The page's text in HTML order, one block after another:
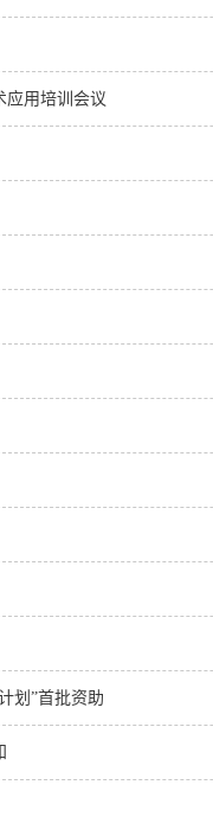
应用培训会议
划”首批资助